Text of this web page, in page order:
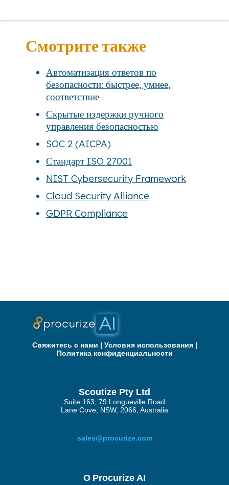
Смотрите также
Автоматизация ответов по
безопасности: быстрее, умнее,
соответствие
Скрытые издержки ручного
управления безопасностью
SOC 2 (AICPA)
Стандарт ISO 27001
NIST Cybersecurity Framework
Cloud Security Alliance
GDPR Compliance
Свяжитесь с нами | Условия использования|
Политика конфиденциальности
Scoutize Pty Ltd
Suite 163, 79 Longueville Road
Lane Cove, NSW, 2066, Australia
sales@procurize.com
О Procurize AI